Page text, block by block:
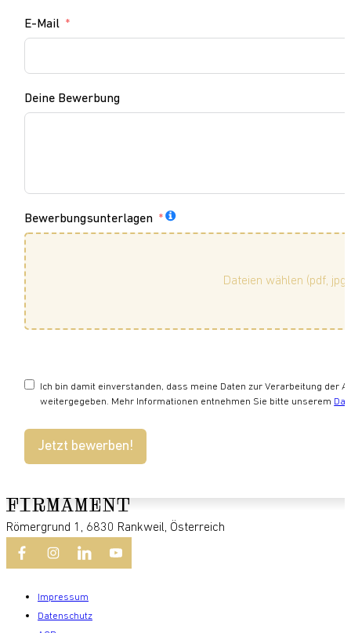
E-Mail
Deine Bewerbung
Bewerbungsunterlagen
Dateien wählen (pdf,
Ich bin damit einverstanden, dass meine Daten zur Verarbeitung der
weitergegeben. Mehr Informationen entnehmen Sie bitte unserem
Jetzt bewerben!
Römergrund 1, 6830 Rankweil, Österreich
Impressum
Datenschutz